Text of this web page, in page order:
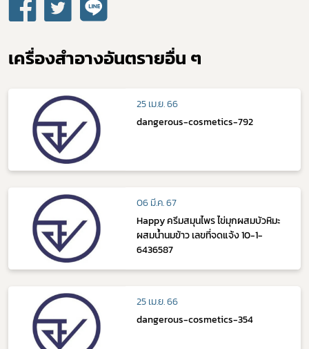
เครื่องสำอางอันตรายอื่น ๆ
25 เม.ย. 66
dangerous-cosmetics-792
06 มี.ค. 67
Happy ครีมสมุนไพร ไข่มุกผสมบัวหิมะ
ผสมน้ำนมข้าว เลขที่จดแจ้ง 10-1-
6436587
25 เม.ย. 66
dangerous-cosmetics-354